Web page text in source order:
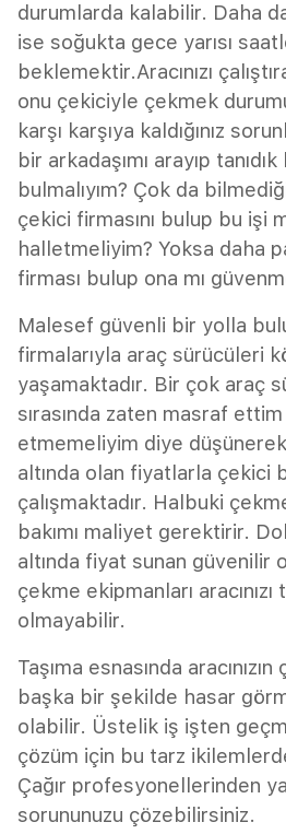
durumlarda kalabilir. Daha
ise soğukta gece yarısı
beklemektir.Aracınızı
onu çekiciyle çekmek
karşı karşıya kaldığınız
bir arkadaşımı arayıp
bulmalıyım? Çok da
çekici firmasını bulup bu işi
halletmeliyim? Yoksa daha
firması bulup ona mı
Malesef güvenli bir yolla
firmalarıyla araç sürücüleri
yaşamaktadır. Bir çok araç
sırasında zaten masraf
etmemeliyim diye
altında olan fiyatlarla çekici
çalışmaktadır. Halbuki
bakımı maliyet gerektirir.
altında fiyat sunan güvenilir
çekme ekipmanları
olmayabilir.
Taşıma esnasında
başka bir şekilde hasar
olabilir. Üstelik iş işten
çözüm için bu tarz
Çağır profesyonellerinden
sorununuzu çözebilirsiniz.